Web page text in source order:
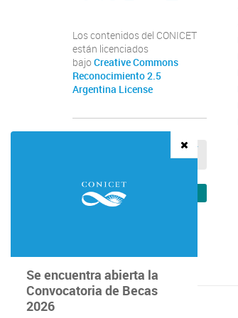
Comunicación
Institucional
Se encuentra abierta la
Convocatoria de Becas
2026
Los contenidos del CONICET
están licenciados
bajo Creative Commons
Reconocimiento 2.5
Argentina License
VER REGISTRO DE OBSEQUIOS Y
VIAJES DE FUNCIONARIOS
VER VERIFICADOR DE RECIBOS